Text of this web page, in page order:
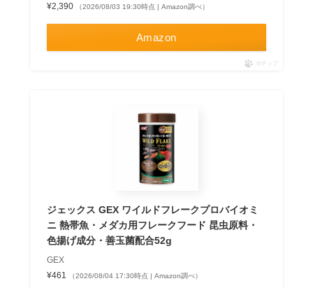
¥2,390
（2026/08/03 19:30時点 | Amazon調べ）
Amazon
ポチップ
ジェックス GEX ワイルドフレークプロバイオミ
ニ 熱帯魚・メダカ用フレークフード 昆虫原料・
色揚げ成分・善玉菌配合52g
GEX
¥461
（2026/08/04 17:30時点 | Amazon調べ）